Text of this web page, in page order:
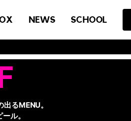
NEWS SCHOOL
るMENU。
ル。